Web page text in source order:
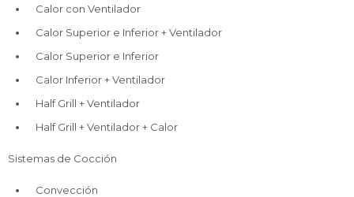
Calor con Ventilador
Calor Superior e Inferior + Ventilador
Calor Superior e Inferior
Calor Inferior + Ventilador
Half Grill + Ventilador
Half Grill + Ventilador + Calor
Sistemas de Cocción
Convección